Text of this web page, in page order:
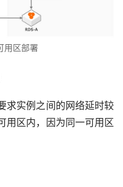
用区部署
求实例之间的网络延时较
用区内，因为同一可用区